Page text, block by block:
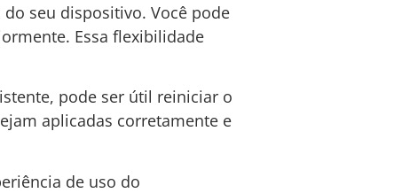
seu dispositivo. Você pode
Essa flexibilidade
pode ser útil reiniciar o
aplicadas corretamente e
de uso do